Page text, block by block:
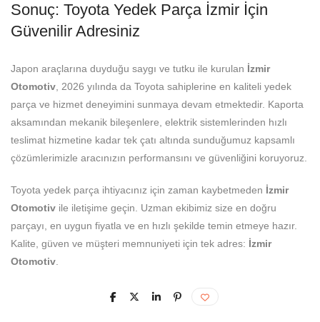
Sonuç: Toyota Yedek Parça İzmir İçin
Güvenilir Adresiniz
Japon araçlarına duyduğu saygı ve tutku ile kurulan İzmir
Otomotiv , 2026 yılında da Toyota sahiplerine en kaliteli yedek
parça ve hizmet deneyimini sunmaya devam etmektedir. Kaporta
aksamından mekanik bileşenlere, elektrik sistemlerinden hızlı
teslimat hizmetine kadar tek çatı altında sunduğumuz kapsamlı
çözümlerimizle aracınızın performansını ve güvenliğini koruyoruz.
Toyota yedek parça ihtiyacınız için zaman kaybetmeden İzmir
Otomotiv ile iletişime geçin. Uzman ekibimiz size en doğru
parçayı, en uygun fiyatla ve en hızlı şekilde temin etmeye hazır.
Kalite, güven ve müşteri memnuniyeti için tek adres: İzmir
Otomotiv